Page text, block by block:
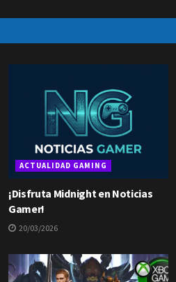
ACTUALIDAD GAMING
¡Disfruta Midnight en Noticias
Gamer!
20/03/2026